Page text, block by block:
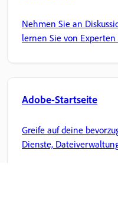
Nehmen Sie an
lernen Sie von
Adobe-Startseite
Greife auf deine
Dienste,